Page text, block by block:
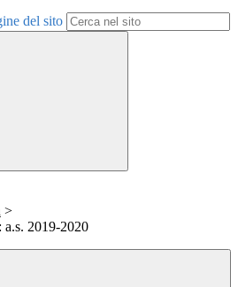
del sito
>
a.s. 2019-2020